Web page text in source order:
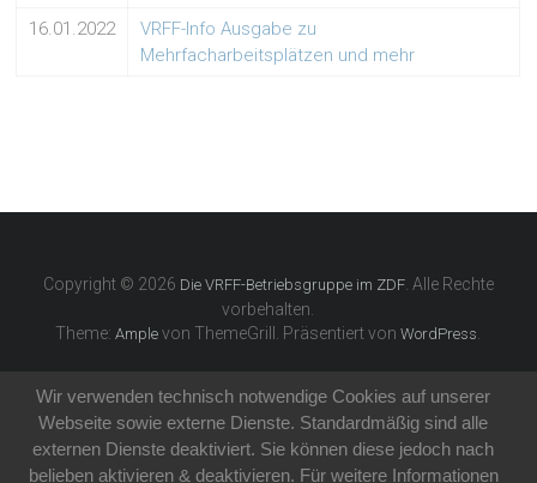
16.01.2022
VRFF-Info Ausgabe zu
Mehrfacharbeitsplätzen und mehr
Copyright © 2026 Die VRFF-Betriebsgruppe im ZDF. Alle Rechte
vorbehalten.
Theme:Ample von ThemeGrill. Präsentiert vonWordPress
Wir verwenden technisch notwendige Cookies auf unserer
Webseite sowie externe Dienste. Standardmäßig sind alle
externen Dienste deaktiviert. Sie können diese jedoch nach
belieben aktivieren & deaktivieren. Für weitere Informationen